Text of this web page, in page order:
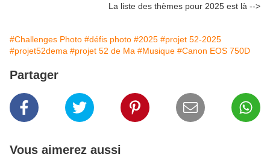
La liste des thèmes pour 2025 est là -->
#Challenges Photo #défis photo #2025 #projet 52-2025
#projet52dema #projet 52 de Ma #Musique #Canon EOS 750D
Partager
Vous aimerez aussi